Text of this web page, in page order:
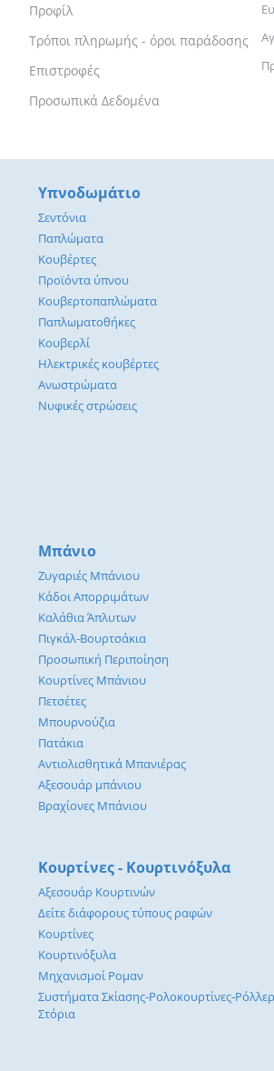
Προφίλ
Τρόποι πληρωμής - όροι παράδοσης
Επιστροφές
Προσωπικά Δεδομένα
Υπνοδωμάτιο
Σεντόνια
Παπλώματα
Κουβέρτες
Προϊόντα ύπνου
Κουβερτοπαπλώματα
Παπλωματοθήκες
Κουβερλί
Ηλεκτρικές κουβέρτες
Ανωστρώματα
Νυφικές στρώσεις
Μπάνιο
Ζυγαριές Μπάνιου
Κάδοι Απορριμάτων
Καλάθια Άπλυτων
Πιγκάλ-Βουρτσάκια
Προσωπική Περιποίηση
Κουρτίνες Μπάνιου
Πετσέτες
Μπουρνούζια
Πατάκια
Αντιολισθητικά Μπανιέρας
Αξεσουάρ μπάνιου
Βραχίονες Μπάνιου
Κουρτίνες - Κουρτινόξυλα
Αξεσουάρ Κουρτινών
Δείτε διάφορους τύπους ραφών
Κουρτίνες
Κουρτινόξυλα
Μηχανισμοί Ρομαν
Συστήματα Σκίασης-Ρολοκουρτίνες-
Στόρια